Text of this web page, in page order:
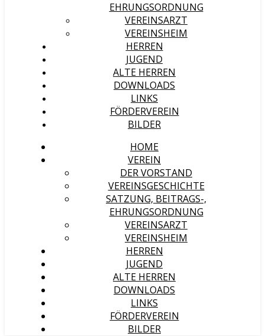
EHRUNGSORDNUNG
VEREINSARZT
VEREINSHEIM
HERREN
JUGEND
ALTE HERREN
DOWNLOADS
LINKS
FÖRDERVEREIN
BILDER
HOME
VEREIN
DER VORSTAND
VEREINSGESCHICHTE
SATZUNG, BEITRAGS-,
EHRUNGSORDNUNG
VEREINSARZT
VEREINSHEIM
HERREN
JUGEND
ALTE HERREN
DOWNLOADS
LINKS
FÖRDERVEREIN
BILDER